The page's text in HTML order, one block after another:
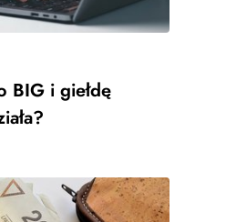
BIG i giełdę